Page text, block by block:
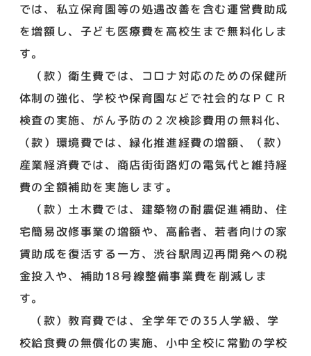
では、私立保育園等の処遇改善を含む運営費助成
を増額し、子ども医療費を高校生まで無料化しま
す。
（款）衛生費では、コロナ対応のための保健所
体制の強化、学校や保育園などで社会的なＰＣＲ
検査の実施、がん予防の２次検診費用の無料化、
（款）環境費では、緑化推進経費の増額、（款）
産業経済費では、商店街街路灯の電気代と維持経
費の全額補助を実施します。
（款）土木費では、建築物の耐震促進補助、住
宅簡易改修事業の増額や、高齢者、若者向けの家
賃助成を復活する一方、渋谷駅周辺再開発への税
金投入や、補助18号線整備事業費を削減しま
す。
（款）教育費では、全学年での35人学級、学
校給食費の無償化の実施、小中全校に常勤の学校